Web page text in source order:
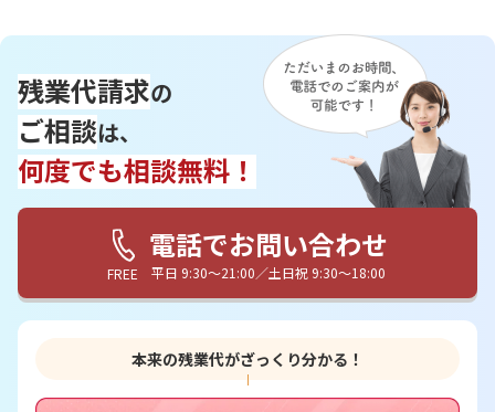
残業代請求の
ご相談は、
何度でも相談無料！
FREE
電話でお問い合わせ
平日 9:30〜21:00／土日祝 9:30〜18:00
本来の残業代がざっくり分かる！